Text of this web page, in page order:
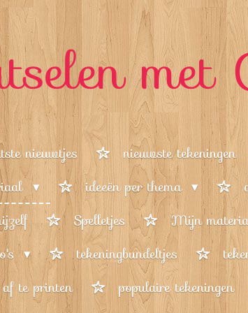
met
nieuwtjes nieuwste tekeningen
ideeën per thema
Spelletjes Mijn
tekeningbundeltjes
af te printen
populaire tekeningen